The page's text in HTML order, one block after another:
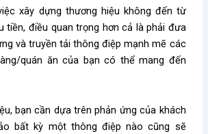
xây dựng thương hiệu không đến từ
tiền, điều quan trọng hơn cả là phải đưa
và truyền tải thông điệp mạnh mẽ các
quán ăn của bạn có thể mang đến
bạn cần dựa trên phản ứng của khách
bất kỳ một thông điệp nào cũng sẽ